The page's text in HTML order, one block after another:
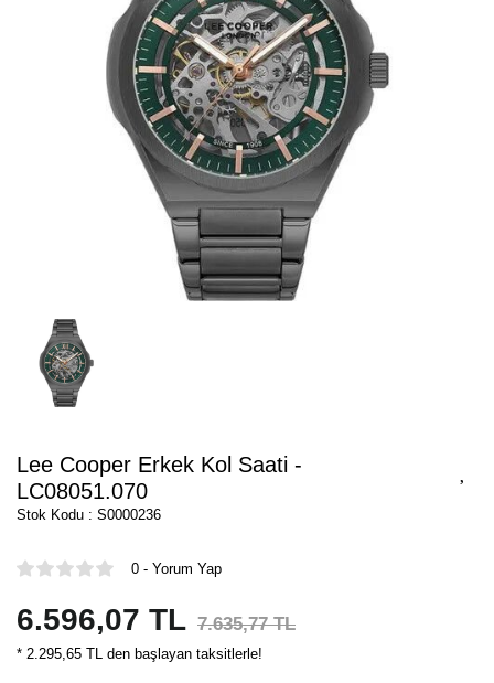
Lee Cooper Erkek Kol Saati -
LC08051.070
Stok Kodu : S0000236
0 - Yorum Yap
6.596,07 TL 7.635,77 TL
* 2.295,65 TL den başlayan taksitlerle!